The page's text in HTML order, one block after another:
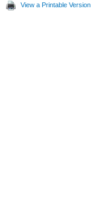
View a Printable Version